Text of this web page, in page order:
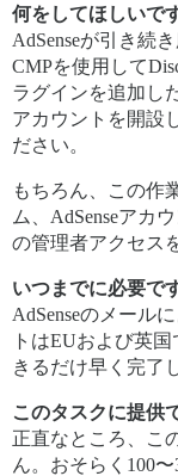
何をしてほしいで
AdSenseが引き続
CMPを使用して
ラグインを追加し
アカウントを開設
ださい。
もちろん、この作
ム、AdSenseアカ
の管理者アクセス
いつまでに必要で
AdSenseのメール
トはEUおよび英
きるだけ早く完了
このタスクに提供
正直なところ、こ
ん。おそらく100